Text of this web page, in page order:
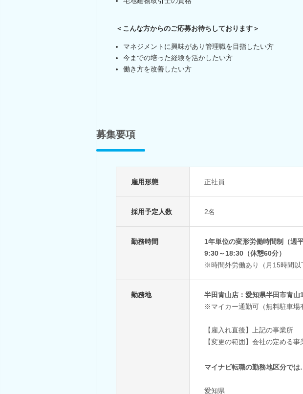
＜こんな方からのご応募お待ちしております＞
マネジメントに興味があり管理職を目指したい方
今までの培った経験を活かしたい方
働き方を改善したい方
募集要項
雇用形態 正社員
採用予定人数 2名
勤務時間
1年単位の変形労働時間制（週
9:30～18:30（休憩60分）
※時間外労働あり（月15時間以
勤務地
半田青山店：愛知県半田市青山
※マイカー通勤可（無料駐車場
【雇入れ直後】上記の事業所
【変更の範囲】会社の定める事
マイナビ転職の勤務地区分で
愛知県